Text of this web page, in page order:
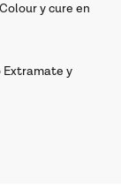
y cure en
Extramate y